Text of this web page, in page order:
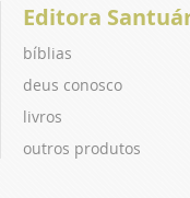
Editora
bíblias
deus conosco
livros
outros produtos